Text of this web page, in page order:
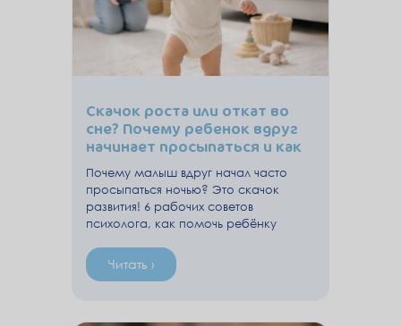
Скачок роста или откат во
сне? Почему ребенок вдруг
начинает просыпаться и как
это пережить
Почему малыш вдруг начал часто
просыпаться ночью? Это скачок
развития! 6 рабочих советов
психолога, как помочь ребёнку
Читать ›